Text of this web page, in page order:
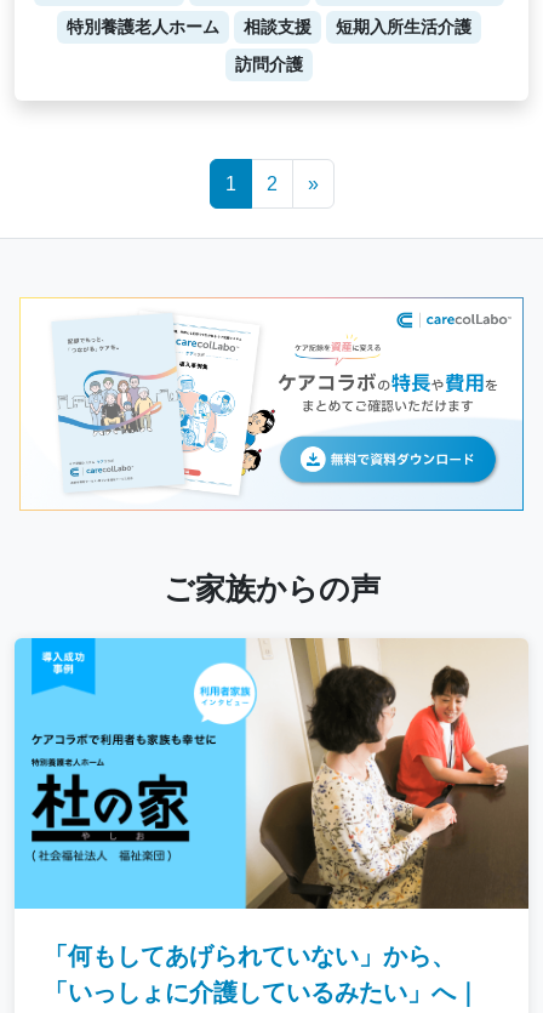
特別養護老人ホーム
相談支援
短期入所生活介護
訪問介護
1 2 »
ご家族からの声
「何もしてあげられていない」から、
「いっしょに介護しているみたい」へ｜